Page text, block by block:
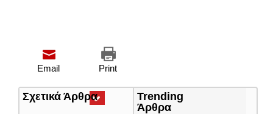
Print
Email
Σχετικά Άρθρα(ενεργή
καρτέλα)
Trending
Άρθρα